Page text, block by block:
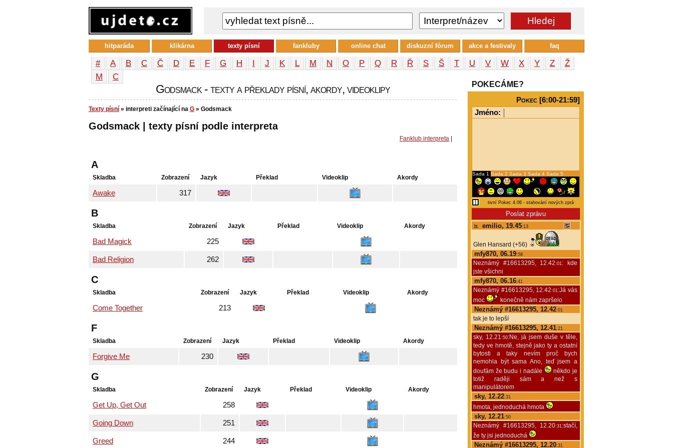
# A B C Č D E F G H I J K L M N O P Q R Ř S Š T U V W X Y Z
Ž
М
С
Godsmack - texty a překlady písní, akordy, videoklipy
Texty písní » interpreti začínající na G » Godsmack
Godsmack | texty písní podle interpreta
Fanklub interpreta
A
Skladba Zobrazení Jazyk Překlad Videoklip Akordy
Awake 317
B
Skladba Zobrazení Jazyk Překlad Videoklip Akordy
Bad Magick 225
Bad Religion 262
C
Skladba Zobrazení Jazyk Překlad Videoklip Akordy
Come Together 213
F
Skladba Zobrazení Jazyk Překlad Videoklip Akordy
Forgive Me 230
G
Skladba Zobrazení Jazyk Překlad Videoklip Akordy
Get Up, Get Out 258
Going Down 251
Greed 244
POKECÁME?
Pokec [6:00-21:59]
Jméno:
Sada 1 Sada 2 Sada 3 Sada 4 Sada 5
emilio, 19.45:13
Glen Hansard (+56)
mfy870, 06.19:58
Neznámý #16613295, 12.42:01: kde
jste všichni
mfy870, 06.16:41
Neznámý #16613295, 12.42:01:Já vás
moc
konečně nám zapršelo
Neznámý #16613295, 12.42:01
tak je to lepší
Neznámý #16613295, 12.41:21
sky, 12.21:50:Ne, já jsem duše v těle,
tedy ve hmotě, stejně jako ty a ostatní
bytosti a taky nevím proč bych
nemohla být sama Ano, teď jsem a
doufám že budu i nadále
někdo je
totiž raději sám a než s
manipulátorem
sky, 12.22:31
hmota, jednoduchá hmota
sky, 12.21:50
Neznámý #16613295, 12.20:31:stačí,
že ty jsi jednoduchá
Neznámý #16613295, 12.20:31
hitparáda klikárna texty písní fankluby online chat diskuzní fórum akce a festivaly faq